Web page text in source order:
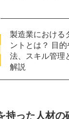
製造業における
ントとは？ 目
法、スキル管理
解説
持った人材の